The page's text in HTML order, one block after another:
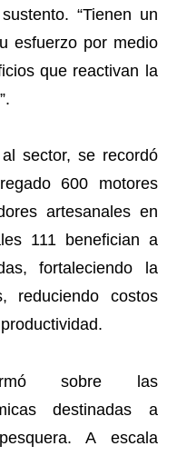
“Tienen un
esfuerzo por medio
que reactivan la
sector, se recordó
600 motores
artesanales en
111 benefician a
fortaleciendo la
reduciendo costos
sobre las
destinadas a
A escala